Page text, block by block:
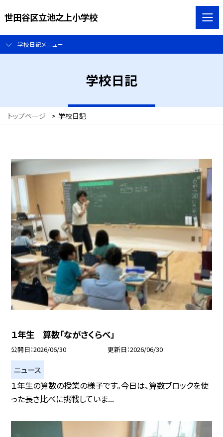
世田谷区立池之上小学校
学校日記メニュー
学校日記
トップページ > 学校日記
１年生 算数「ながさくらべ」
公開日 2026/06/30 更新日 2026/06/30
ニュース
１年生の算数の授業の様子です。今日は、算数ブロックを使
った長さ比べに挑戦していま...